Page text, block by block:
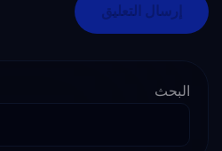
البحث